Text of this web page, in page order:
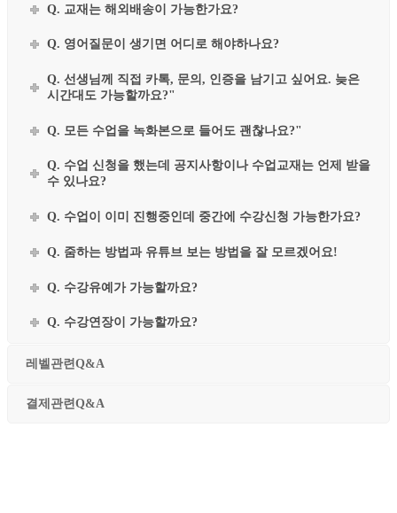
Q. 교재는 해외배송이 가능한가요?
Q. 영어질문이 생기면 어디로 해야하나요?
Q. 선생님께 직접 카톡, 문의, 인증을 남기고 싶어요. 늦은
시간대도 가능할까요?"
Q. 모든 수업을 녹화본으로 들어도 괜찮나요?"
Q. 수업 신청을 했는데 공지사항이나 수업교재는 언제 받을
수 있나요?
Q. 수업이 이미 진행중인데 중간에 수강신청 가능한가요?
Q. 줌하는 방법과 유튜브 보는 방법을 잘 모르겠어요!
Q. 수강유예가 가능할까요?
Q. 수강연장이 가능할까요?
레벨관련Q&A
결제관련Q&A